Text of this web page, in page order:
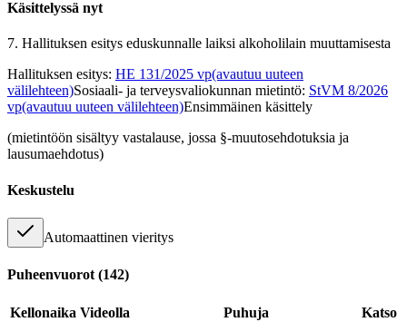
Käsittelyssä nyt
7. Hallituksen esitys eduskunnalle laiksi alkoholilain muuttamisesta
Hallituksen esitys: HE 131/2025 vp(avautuu uuteen
välilehteen)Sosiaali- ja terveysvaliokunnan mietintö: StVM 8/2026
vp(avautuu uuteen välilehteen)Ensimmäinen käsittely
(mietintöön sisältyy vastalause, jossa §-muutosehdotuksia ja
lausumaehdotus)
Keskustelu
Automaattinen vieritys
Puheenvuorot (142)
Kellonaika Videolla Puhuja
Katso